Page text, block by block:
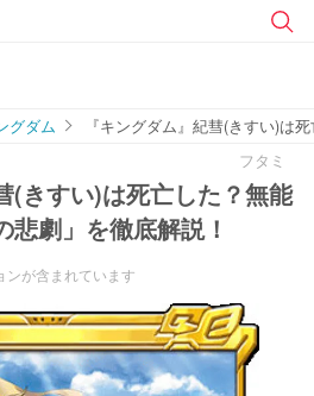
グダム
『キングダム』紀彗(きすい)は
フタミ
(きすい)は死亡した？無能
劇」を徹底解説！
ンが含まれています